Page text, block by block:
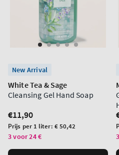
New Arrival
White Tea & Sage
Cleansing Gel Hand Soap
Normale
prijs
€11,90
Prijs
per
Prijs per 1 liter: € 50,42
3 voor 24 €